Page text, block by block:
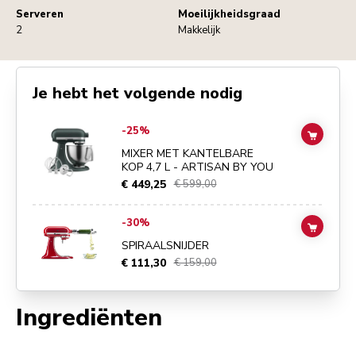
Serveren
2
Moeilijkheidsgraad
Makkelijk
Ingrediënten
Je hebt het volgende nodig
Go toMIXER MET KANTELBARE KOP 4,7 L - ARTISAN BY YOU
-25%
MIXER MET KANTELBARE
KOP 4,7 L - ARTISAN BY YOU
€ 449,25 € 599,00
ADD
SPIRAALSNIJDERdetails page
-30%
SPIRAALSNIJDER
€ 111,30 € 159,00
ADD